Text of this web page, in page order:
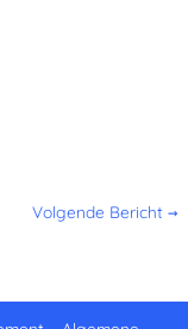
Volgende Bericht →